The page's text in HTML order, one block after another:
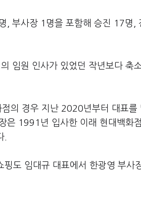
, 부사장 1명을 포함해 승진 17명
임원 인사가 있었던 작년보다 축
의 경우 지난 2020년부터 대표
은 1991년 입사한 이래 현대백화
.
핑도 임대규 대표에서 한광영 부